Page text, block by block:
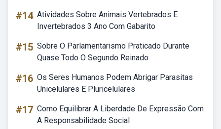
#14 Atividades Sobre Animais Vertebrados E
Invertebrados 3 Ano Com Gabarito
#15 Sobre O Parlamentarismo Praticado Durante
Quase Todo O Segundo Reinado
#16 Os Seres Humanos Podem Abrigar Parasitas
Unicelulares E Pluricelulares
#17 Como Equilibrar A Liberdade De Expressão Com
A Responsabilidade Social